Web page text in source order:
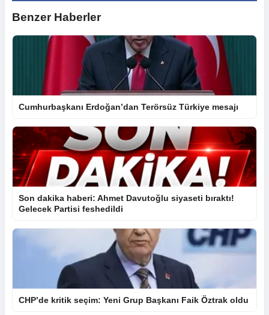
Benzer Haberler
Cumhurbaşkanı Erdoğan’dan Terörsüz Türkiye mesajı
Son dakika haberi: Ahmet Davutoğlu siyaseti bıraktı!
Gelecek Partisi feshedildi
CHP’de kritik seçim: Yeni Grup Başkanı Faik Öztrak oldu